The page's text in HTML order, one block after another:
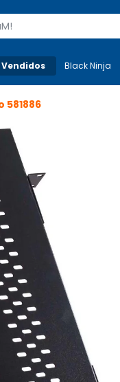
Mais-v-
Black Ninja
581886